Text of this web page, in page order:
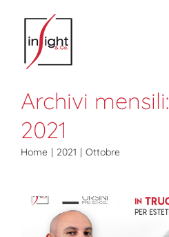
contenuto
Archivi mensili:
2021
Home 2021 Ottobre